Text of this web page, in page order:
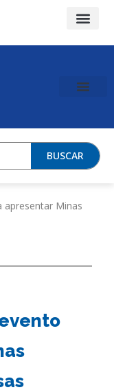
BUSCAR
apresentar Minas